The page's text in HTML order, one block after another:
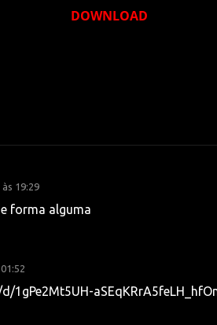
DOWNLOAD
19:29
forma alguma
1gPe2Mt5UH-